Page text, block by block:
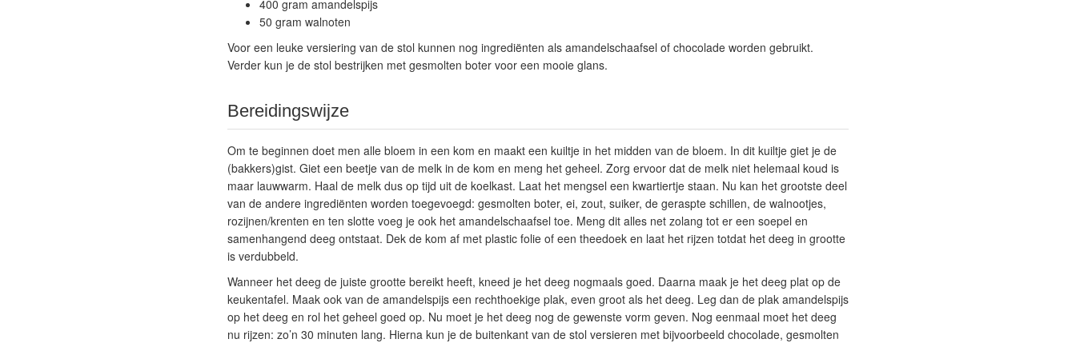
400 gram amandelspijs
50 gram walnoten
Voor een leuke versiering van de stol kunnen nog ingrediënten als amandelschaafsel of chocolade worden gebruikt.
Verder kun je de stol bestrijken met gesmolten boter voor een mooie glans.
Bereidingswijze
Om te beginnen doet men alle bloem in een kom en maakt een kuiltje in het midden van de bloem. In dit kuiltje giet je de
(bakkers)gist. Giet een beetje van de melk in de kom en meng het geheel. Zorg ervoor dat de melk niet helemaal koud is
maar lauwwarm. Haal de melk dus op tijd uit de koelkast. Laat het mengsel een kwartiertje staan. Nu kan het grootste deel
van de andere ingrediënten worden toegevoegd: gesmolten boter, ei, zout, suiker, de geraspte schillen, de walnootjes,
rozijnen/krenten en ten slotte voeg je ook het amandelschaafsel toe. Meng dit alles net zolang tot er een soepel en
samenhangend deeg ontstaat. Dek de kom af met plastic folie of een theedoek en laat het rijzen totdat het deeg in grootte
is verdubbeld.
Wanneer het deeg de juiste grootte bereikt heeft, kneed je het deeg nogmaals goed. Daarna maak je het deeg plat op de
keukentafel. Maak ook van de amandelspijs een rechthoekige plak, even groot als het deeg. Leg dan de plak amandelspijs
op het deeg en rol het geheel goed op. Nu moet je het deeg nog de gewenste vorm geven. Nog eenmaal moet het deeg
nu rijzen: zo’n 30 minuten lang. Hierna kun je de buitenkant van de stol versieren met bijvoorbeeld chocolade, gesmolten